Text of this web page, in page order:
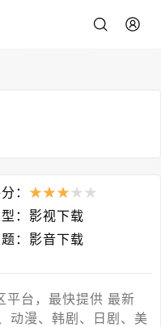
： ★★★ ★ ★
： 影视下载
： 影音下载
平台，最快提供 最新
动漫、韩剧、日剧、美